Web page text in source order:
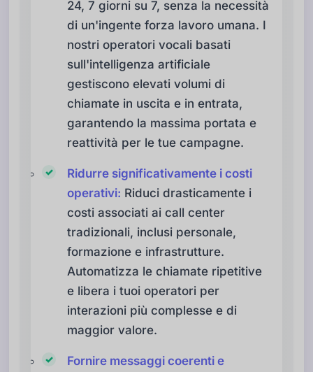
24, 7 giorni su 7, senza la necessità
di un'ingente forza lavoro umana. I
nostri operatori vocali basati
sull'intelligenza artificiale
gestiscono elevati volumi di
chiamate in uscita e in entrata,
garantendo la massima portata e
reattività per le tue campagne.
Ridurre significativamente i costi
operativi: Riduci drasticamente i
costi associati ai call center
tradizionali, inclusi personale,
formazione e infrastrutture.
Automatizza le chiamate ripetitive
e libera i tuoi operatori per
interazioni più complesse e di
maggior valore.
Fornire messaggi coerenti e